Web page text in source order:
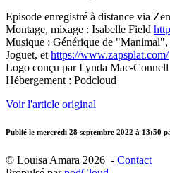
Episode enregistré à distance via
Montage, mixage : Isabelle Field
Musique : Générique de "Manimal",
Joguet, et https://www.zapsplat.com/
Logo conçu par Lynda Mac-Connell
Hébergement : Podcloud
Voir l'article original
Publié le mercredi 28 septembre 2022 à 13:50
© Louisa Amara 2026 - Contact